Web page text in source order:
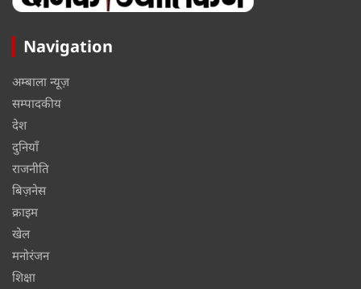
Navigation
अम्बाला न्यूज़
सम्पादकीय
देश
दुनियाँ
राजनीति
बिज़नेस
क्राइम
खेल
मनोरंजन
शिक्षा